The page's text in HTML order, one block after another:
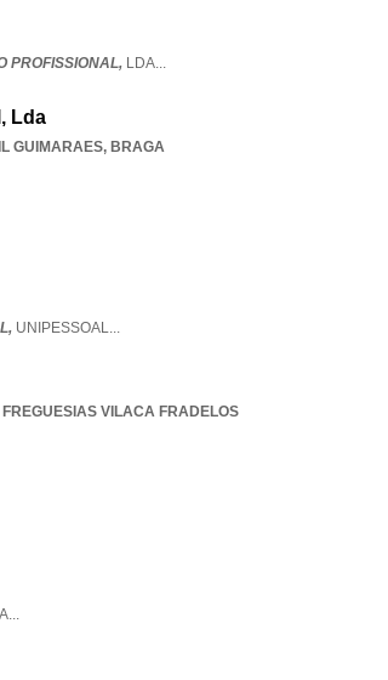
PROFISSIONAL, LDA...
Lda
GUIMARAES, BRAGA
UNIPESSOAL...
VILACA FRADELOS
...